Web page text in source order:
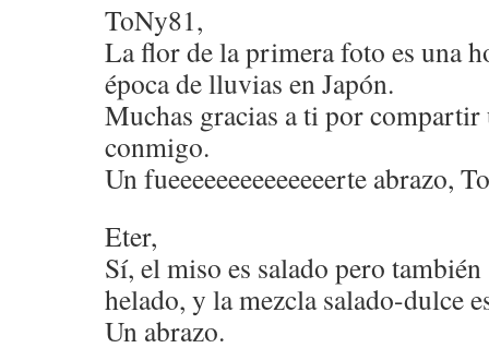
ToNy81,
La flor de la primera foto es una
época de lluvias en Japón.
Muchas gracias a ti por compartir
conmigo.
Un fueeeeeeeeeeeeeerte abrazo,
Eter,
Sí, el miso es salado pero
helado, y la mezcla salado-dulce
Un abrazo.